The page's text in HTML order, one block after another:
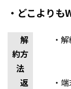
・どこよりも
解
約方
法
・解
返
・端